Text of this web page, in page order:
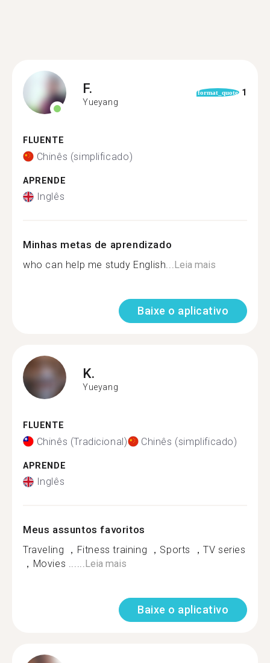
F.
Yueyang
format_quote 1
FLUENTE
Chinês (simplificado)
APRENDE
Inglês
Minhas metas de aprendizado
who can help me study English...Leia mais
Baixe o aplicativo
K.
Yueyang
FLUENTE
Chinês (Tradicional) Chinês (simplificado)
APRENDE
Inglês
Meus assuntos favoritos
Traveling ，Fitness training ，Sports ，TV series
，Movies ......Leia mais
Baixe o aplicativo